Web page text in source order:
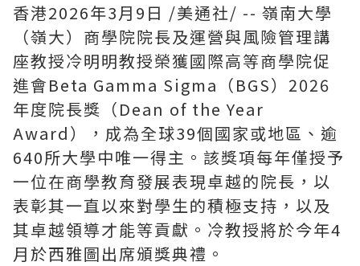
香港2026年3月9日 /美通社/ -- 嶺南大學
（嶺大）商學院院長及運營與風險管理講
座教授冷明明教授榮獲國際高等商學院促
進會Beta Gamma Sigma（BGS）2026
年度院長獎（Dean of the Year
Award），成為全球39個國家或地區、逾
640所大學中唯一得主。該獎項每年僅授予
一位在商學教育發展表現卓越的院長，以
表彰其一直以來對學生的積極支持，以及
其卓越領導才能等貢獻。冷教授將於今年4
月於西雅圖出席頒獎典禮。